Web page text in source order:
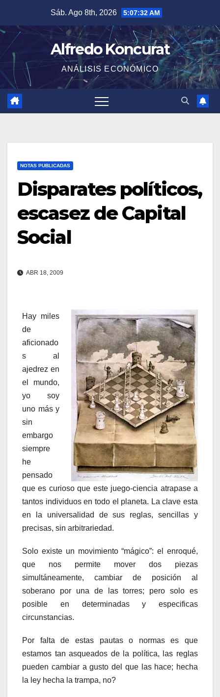
contenido
Sáb. Ago 8th, 2026 5:07:32 AM
Alfredo Koncurat
ANÁLISIS ECONÓMICO
NOTAS PUBLICADAS
Disparates políticos,
escasez de Capital
Social
ABR 18, 2009
Hay miles
de
aficionado
s al
ajedrez en
el mundo,
yo soy
uno más y
sin
embargo
siempre
he
pensado
que es curioso que este juego-ciencia atrapase a
tantos individuos en todo el planeta. La clave esta
en la universalidad de sus reglas, sencillas y
precisas, sin arbitrariedad.
Solo existe un movimiento “mágico”: el enroqué,
que nos permite mover dos piezas
simultáneamente, cambiar de posición al
soberano por una de las torres; pero solo es
posible en determinadas y especificas
circunstancias.
Por falta de estas pautas o normas es que
estamos tan asqueados de la política, las reglas
pueden cambiar a gusto del que las hace; hecha
la ley hecha la trampa, no?